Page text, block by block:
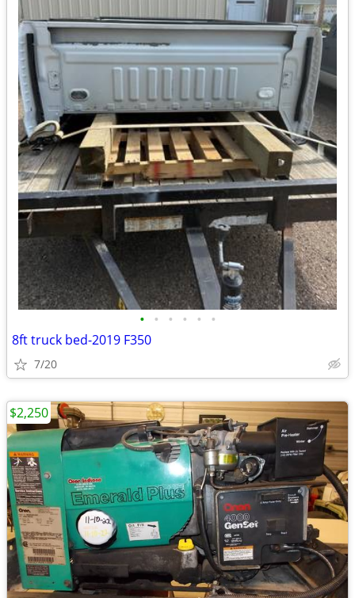
• • • • • •
8ft truck bed-2019 F350
7/20
$2,250